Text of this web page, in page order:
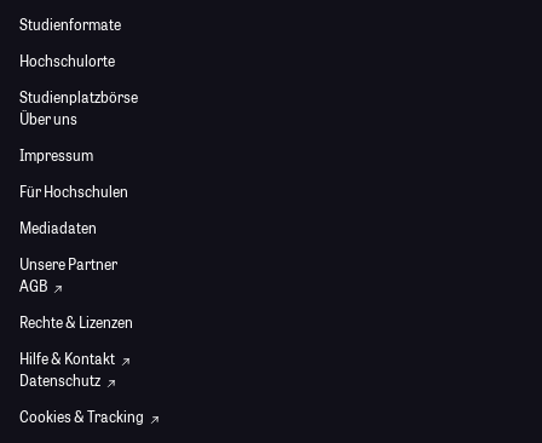
Studienformate
Hochschulorte
Studienplatzbörse
Über uns
Impressum
Für Hochschulen
Mediadaten
Unsere Partner
AGB
Rechte & Lizenzen
Hilfe & Kontakt
Datenschutz
Cookies & Tracking